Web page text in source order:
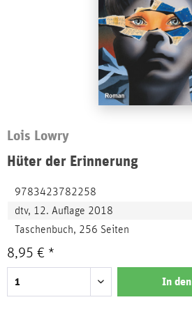
Lois Lowry
Hüter der Erinnerung
9783423782258
dtv, 12. Auflage 2018
Taschenbuch, 256 Seiten
8,95 € *
In den